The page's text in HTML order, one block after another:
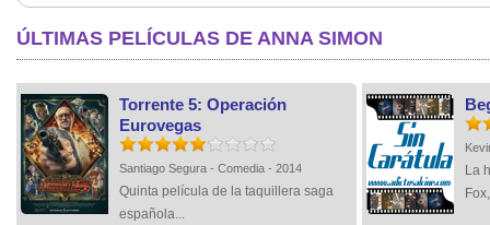
ÚLTIMAS PELÍCULAS DE ANNA SIMON
Torrente 5: Operación
Eurovegas
Santiago Segura - Comedia - 2014
Quinta película de la taquillera saga
española...
La